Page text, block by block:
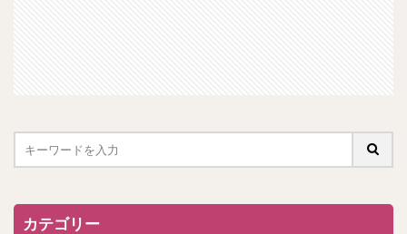
カテゴリー